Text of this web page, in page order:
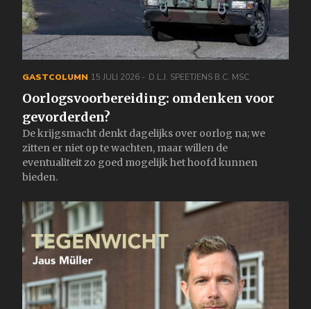
GASTCOLUMN 15 JULI 2026 D.L.J. SPEETJENS B.C. MSC
Oorlogsvoorbereiding: omdenken voor
gevorderden?
De krijgsmacht denkt dagelijks over oorlog na; we
zitten er niet op te wachten, maar willen de
eventualiteit zo goed mogelijk het hoofd kunnen
bieden.